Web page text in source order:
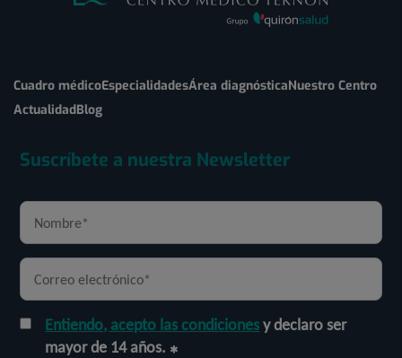
Cuadro médicoEspecialidadesÁrea diagnósticaNuestro Centro
ActualidadBlog
Suscríbete a nuestra Newsletter
Entiendo, acepto las condicionesy declaro ser
mayor de 14 años.